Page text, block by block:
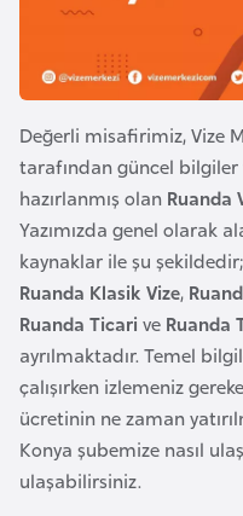
Değerli misafirimiz, Vize
tarafından güncel
hazırlanmış olan Ruanda
Yazımızda genel olarak
kaynaklar ile şu şekildedir;
Ruanda Klasik Vize,
Ruanda Ticari ve Ruanda
ayrılmaktadır. Temel
çalışırken izlemeniz
ücretinin ne zaman
Konya şubemize nasıl
ulaşabilirsiniz.
n
B
l
e
B